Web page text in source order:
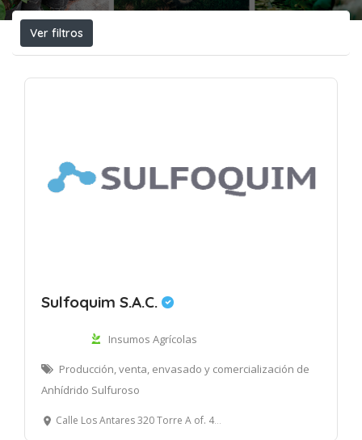
Ver filtros
Sulfoquim S.A.C.
Insumos Agrícolas
Producción, venta, envasado y comercialización de
Anhídrido Sulfuroso
Calle Los Antares 320 Torre A of. 403 Urb La Alborada, Santiago de Surco, Lima